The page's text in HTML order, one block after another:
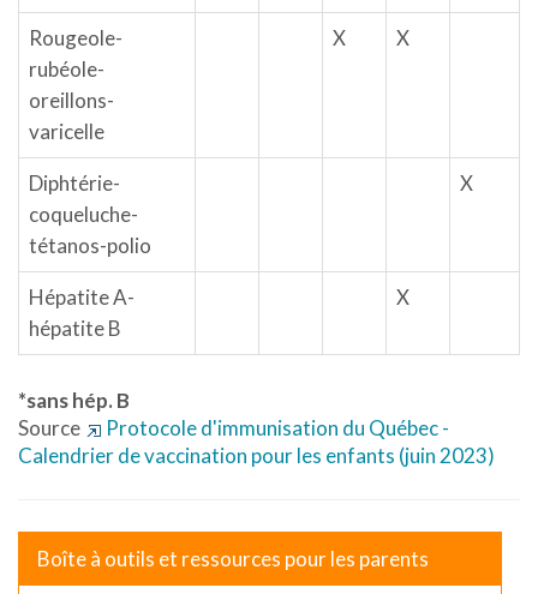
Rougeole-
rubéole-
oreillons-
varicelle
X X
Diphtérie-
coqueluche-
tétanos-polio
X
Hépatite A-
hépatite B
X
*sans hép. B
Source
Protocole d'immunisation du Québec -
Calendrier de vaccination pour les enfants (juin 2023)
Boîte à outils et ressources pour les parents